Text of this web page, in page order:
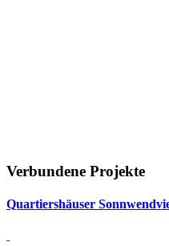
Verbundene Projekte
Quar­tiers­häuser